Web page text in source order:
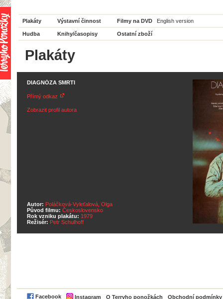
Plakáty Výstavní činnost Filmy na DVD English version
Hudba Knihy/časopisy Ostatní zboží
Plakáty
DIAGNÓZA SMRTI
Přímý odkaz
Zobrazit profil autora
Autor: Poláčková-Vyleťalová, Olga
Původ filmu: Československo
Rok vzniku plakátu: 1979
Režisér: Petr Schulhoff
Facebook Instagram O Terryho ponožkách Obchodní podmínky
PayPal